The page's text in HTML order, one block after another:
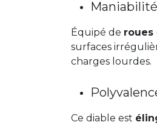
Équipé de roues
surfaces
charges lourdes.
Ce diable est